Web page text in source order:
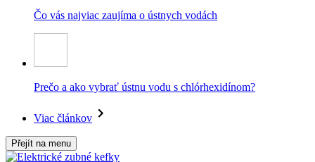
Čo vás najviac zaujíma o ústnych vodách
Prečo a ako vybrať ústnu vodu s chlórhexidínom?
Viac článkov
Přejít na menu